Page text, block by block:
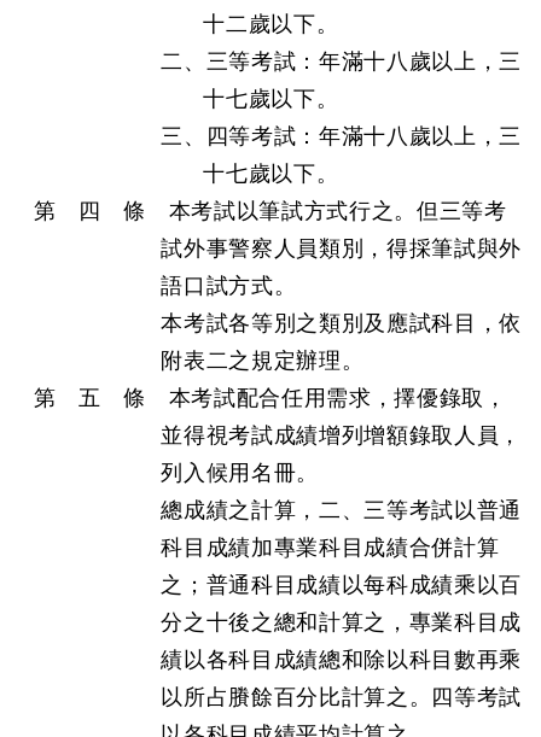
十二歲以下。
二、三等考試：年滿十八歲以上，三
十七歲以下。
三、四等考試：年滿十八歲以上，三
十七歲以下。
第 四 條 本考試以筆試方式行之。但三等考
試外事警察人員類別，得採筆試與外
語口試方式。
本考試各等別之類別及應試科目，依
附表二之規定辦理。
第 五 條 本考試配合任用需求，擇優錄取，
並得視考試成績增列增額錄取人員，
列入候用名冊。
總成績之計算，二、三等考試以普通
科目成績加專業科目成績合併計算
之；普通科目成績以每科成績乘以百
分之十後之總和計算之，專業科目成
績以各科目成績總和除以科目數再乘
以所占賸餘百分比計算之。四等考試